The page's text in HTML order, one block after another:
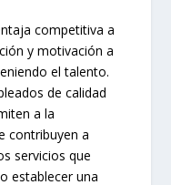
competitiva a
y motivación a
el talento.
de calidad
a la
contribuyen a
servicios que
establecer una